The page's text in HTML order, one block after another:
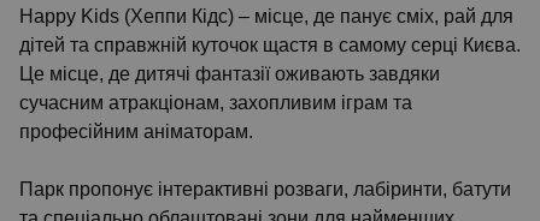
Happy Kids (Хеппи Кідс) – місце, де панує сміх, рай для
дітей та справжній куточок щастя в самому серці Києва.
Це місце, де дитячі фантазії оживають завдяки
сучасним атракціонам, захопливим іграм та
професійним аніматорам.
Парк пропонує інтерактивні розваги, лабіринти, батути